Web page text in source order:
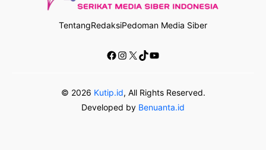
TentangRedaksiPedoman Media Siber
Facebook
Instagram
X TikTok
YouTube
© 2026 Kutip.id, All Rights Reserved.
Developed by Benuanta.id